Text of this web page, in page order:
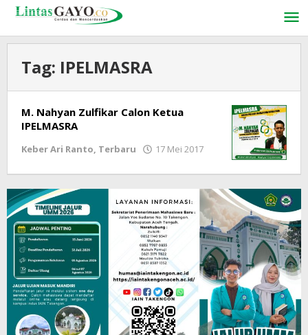
Lewati
konten
Tag: IPELMASRA
M. Nahyan Zulfikar Calon Ketua
IPELMASRA
Keber Ari Ranto, Terbaru 17 Mei 2017
LintasGAYO